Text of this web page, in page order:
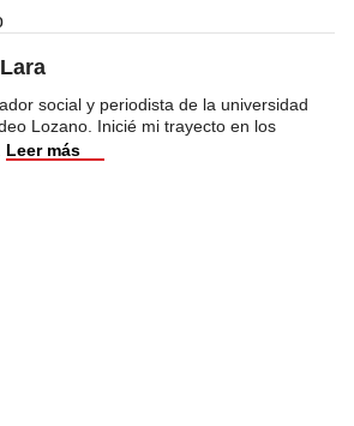
social y periodista de la universidad
Lozano. Inicié mi trayecto en los
Leer más